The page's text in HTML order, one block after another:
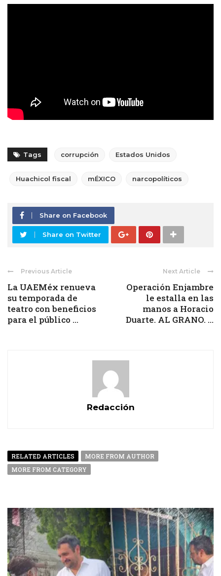
Tags corrupción Estados Unidos
Huachicol fiscal mÉXICO narcopolíticos
Share on Facebook
Share on Twitter
Previous Article
La UAEMéx renueva
su temporada de
teatro con beneficios
para el público ...
Next Article
Operación Enjambre
le estalla en las
manos a Horacio
Duarte. AL GRANO. ...
Redacción
RELATED ARTICLES
MORE FROM AUTHOR
MORE FROM CATEGORY